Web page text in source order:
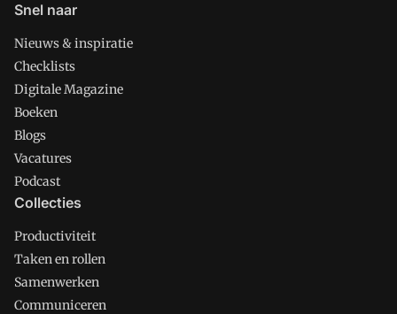
Snel naar
Nieuws & inspiratie
Checklists
Digitale Magazine
Boeken
Blogs
Vacatures
Podcast
Collecties
Productiviteit
Taken en rollen
Samenwerken
Communiceren